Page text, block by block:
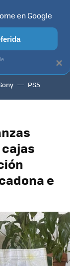
SELECCIÓN
PS5
e
×
en Google